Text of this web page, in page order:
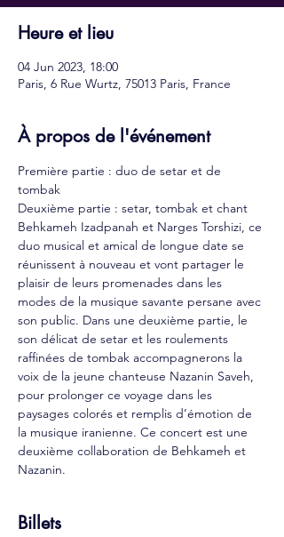
Heure et lieu
04 Jun 2023, 18:00
Paris, 6 Rue Wurtz, 75013 Paris, France
À propos de l'événement
Première partie : duo de setar et de
tombak
Deuxième partie : setar, tombak et chant
Behkameh Izadpanah et Narges Torshizi, ce
duo musical et amical de longue date se
réunissent à nouveau et vont partager le
plaisir de leurs promenades dans les
modes de la musique savante persane avec
son public. Dans une deuxième partie, le
son délicat de setar et les roulements
raffinées de tombak accompagnerons la
voix de la jeune chanteuse Nazanin Saveh,
pour prolonger ce voyage dans les
paysages colorés et remplis d’émotion de
la musique iranienne. Ce concert est une
deuxième collaboration de Behkameh et
Nazanin.
Billets